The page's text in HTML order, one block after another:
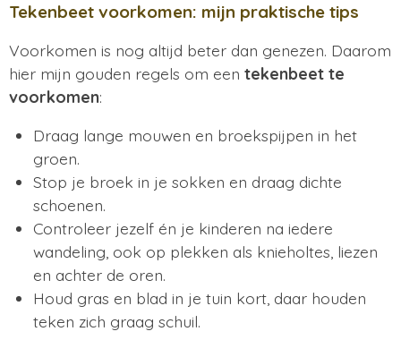
Tekenbeet voorkomen: mijn praktische tips
Voorkomen is nog altijd beter dan genezen. Daarom
hier mijn gouden regels om een tekenbeet te
voorkomen:
Draag lange mouwen en broekspijpen in het
groen.
Stop je broek in je sokken en draag dichte
schoenen.
Controleer jezelf én je kinderen na iedere
wandeling, ook op plekken als knieholtes, liezen
en achter de oren.
Houd gras en blad in je tuin kort, daar houden
teken zich graag schuil.